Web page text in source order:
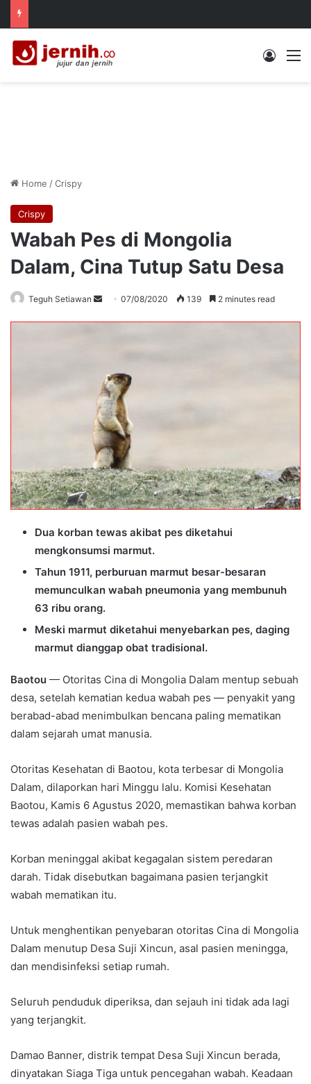
Log In
Home /Crispy
Crispy
Wabah Pes di Mongolia
Dalam, Cina Tutup Satu Desa
Teguh Setiawan
Send07/08/2020 139 2 minutes read
Dua korban tewas akibat pes diketahui
mengkonsumsi marmut.
Tahun 1911, perburuan marmut besar-besaran
memunculkan wabah pneumonia yang membunuh
63 ribu orang.
Meski marmut diketahui menyebarkan pes, daging
marmut dianggap obat tradisional.
Baotou — Otoritas Cina di Mongolia Dalam mentup sebuah
desa, setelah kematian kedua wabah pes — penyakit yang
berabad-abad menimbulkan bencana paling mematikan
dalam sejarah umat manusia.
Otoritas Kesehatan di Baotou, kota terbesar di Mongolia
Dalam, dilaporkan hari Minggu lalu. Komisi Kesehatan
Baotou, Kamis 6 Agustus 2020, memastikan bahwa korban
tewas adalah pasien wabah pes.
Korban meninggal akibat kegagalan sistem peredaran
darah. Tidak disebutkan bagaimana pasien terjangkit
wabah mematikan itu.
Untuk menghentikan penyebaran otoritas Cina di Mongolia
Dalam menutup Desa Suji Xincun, asal pasien meningga,
dan mendisinfeksi setiap rumah.
Seluruh penduduk diperiksa, dan sejauh ini tidak ada lagi
yang terjangkit.
Damao Banner, distrik tempat Desa Suji Xincun berada,
dinyatakan Siaga Tiga untuk pencegahan wabah. Keadaan